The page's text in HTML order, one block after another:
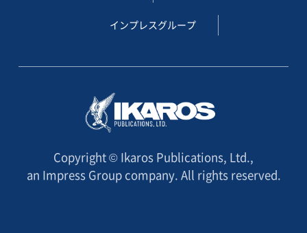
インプレスグループ
Copyright © Ikaros Publications, Ltd.,
an Impress Group company. All rights reserved.